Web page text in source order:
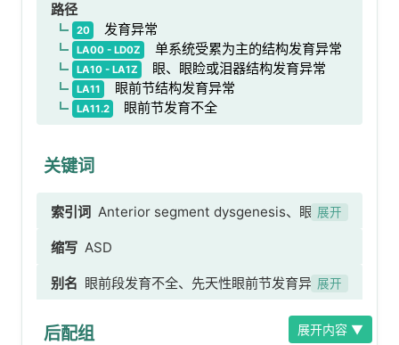
路径
20 发育异常
LA00 - LD0Z 单系统受累为主的结构发育异常
LA10 - LA1Z 眼、眼睑或泪器结构发育异常
LA11 眼前节结构发育异常
LA11.2 眼前节发育不全
关键词
索引词 Anterior segment dysgenesis、眼前节
发育不全、Axenfeld异常、角虹膜发育不良、
Rieger-Axenfeld异常
展开
缩写 ASD
别名 眼前段发育不全、先天性眼前节发育异常、
展开
后配组 展开内容 ▼